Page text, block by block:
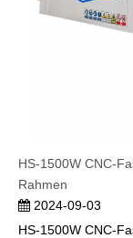
HS-1500W CNC-
Rahmen
2024-09-03
HS-1500W CNC-